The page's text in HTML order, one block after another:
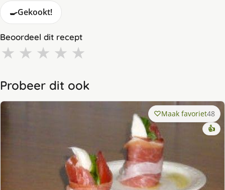
🍳Gekookt!
Beoordeel dit recept
★ ★ ★ ★ ★
Probeer dit ook
Maak favoriet48
👍